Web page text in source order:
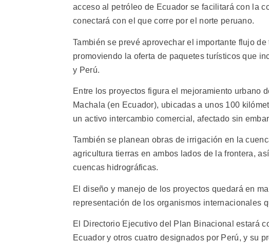
acceso al petróleo de Ecuador se facilitará con la
conectará con el que corre por el norte peruano.
También se prevé aprovechar el importante flujo
promoviendo la oferta de paquetes turísticos que
y Perú.
Entre los proyectos figura el mejoramiento urbano
Machala (en Ecuador), ubicadas a unos 100
un activo intercambio comercial, afectado sin
También se planean obras de irrigación en la
agricultura tierras en ambos lados de la frontera,
cuencas hidrográficas.
El diseño y manejo de los proyectos quedará en
representación de los organismos internacionales
El Directorio Ejecutivo del Plan Binacional estará
Ecuador y otros cuatro designados por Perú, y su